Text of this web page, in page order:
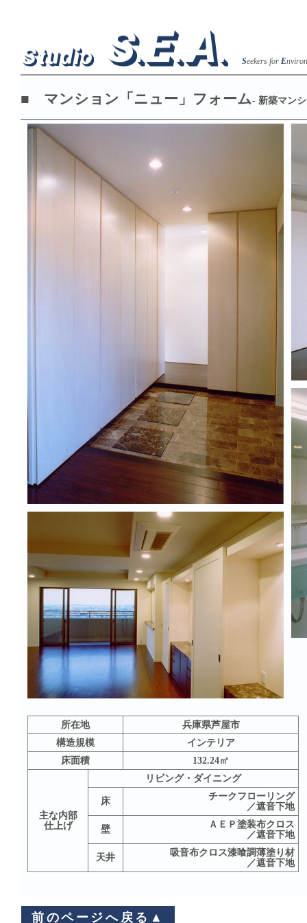
Seekers for E
■ マンション「ニュー」フォーム- 新築マン
所在地
兵庫県芦屋市
構造規模
インテリア
床面積
132.24㎡
主な内部
仕上げ
リビング・ダイニング
床
チークフローリング
／遮音下地
壁
ＡＥＰ塗装布クロス
／遮音下地
天井
吸音布クロス漆喰調薄塗り材
／遮音下地
前のページへ戻る▲